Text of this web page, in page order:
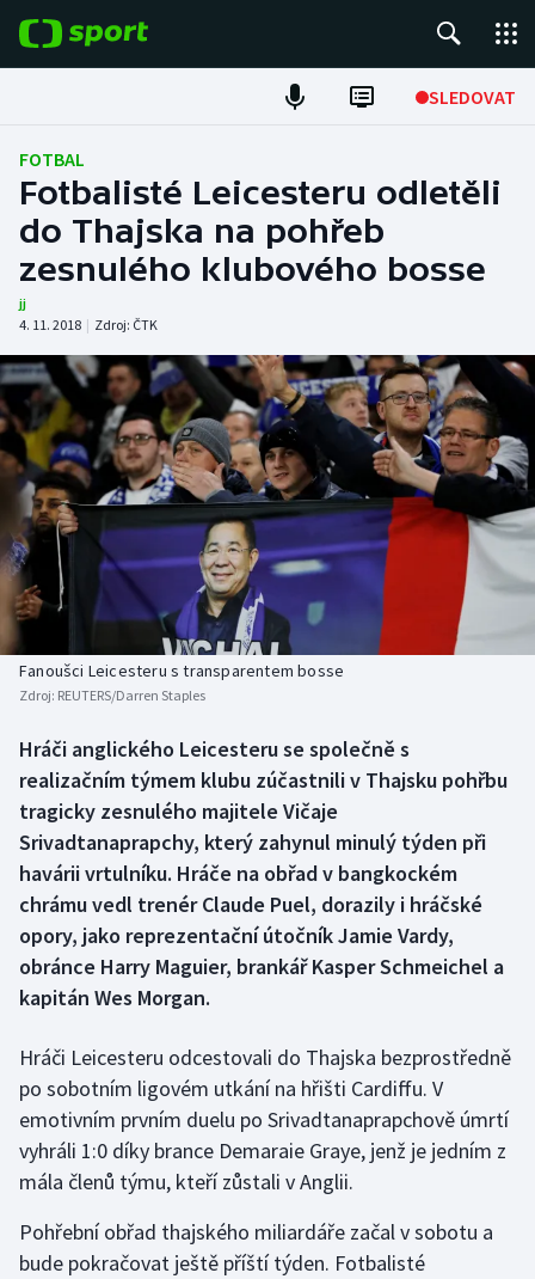
SLEDOVAT
ME v atletice
ME v plavání
Fotbal
Hokej
Tenis
DALŠÍ SPORTY
Americký fotbal
Atletika
Baseball a softbal
Basketbal
Boby a skeleton
Box
Curling
Cyklistika
Dostihy
Florbal
Futsal
Golf
Gymnastika
NEPŘEHLÉDNĚTE
Soutěže
Historické návraty
Aplikace ČT sport
FOTBAL
Fotbalisté Leicesteru odletěli
do Thajska na pohřeb
zesnulého klubového bosse
jj
4. 11. 2018 | Zdroj: ČTK
Fanoušci Leicesteru s transparentem bosse
Zdroj: REUTERS/Darren Staples
Hráči anglického Leicesteru se společně s
realizačním týmem klubu zúčastnili v Thajsku pohřbu
tragicky zesnulého majitele Vičaje
Srivadtanaprapchy, který zahynul minulý týden při
havárii vrtulníku. Hráče na obřad v bangkockém
chrámu vedl trenér Claude Puel, dorazily i hráčské
opory, jako reprezentační útočník Jamie Vardy,
obránce Harry Maguier, brankář Kasper Schmeichel a
kapitán Wes Morgan.
Hráči Leicesteru odcestovali do Thajska bezprostředně
po sobotním ligovém utkání na hřišti Cardiffu. V
emotivním prvním duelu po Srivadtanaprapchově úmrtí
vyhráli 1:0 díky brance Demaraie Graye, jenž je jedním z
mála členů týmu, kteří zůstali v Anglii.
Pohřební obřad thajského miliardáře začal v sobotu a
bude pokračovat ještě příští týden. Fotbalisté